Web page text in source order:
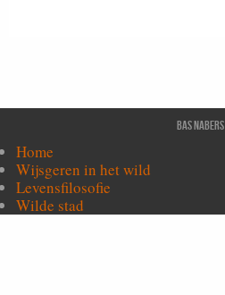
Bas Nabers
Home
Wijsgeren in het wild
Levensfilosofie
Wilde stad